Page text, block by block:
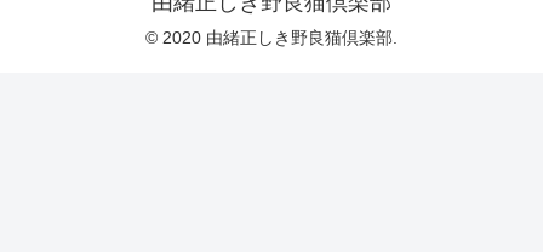
© 2020 由緒正しき野良猫倶楽部.